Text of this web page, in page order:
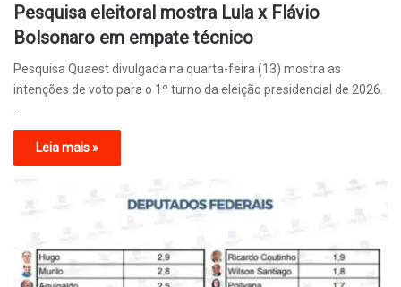
Pesquisa eleitoral mostra Lula x Flávio
Bolsonaro em empate técnico
Pesquisa Quaest divulgada na quarta-feira (13) mostra as
intenções de voto para o 1º turno da eleição presidencial de 2026.
Leia mais »